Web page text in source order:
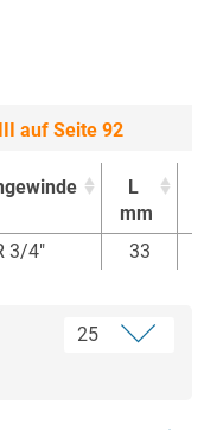
auf Seite 92
L
mm
L
3/4" 33